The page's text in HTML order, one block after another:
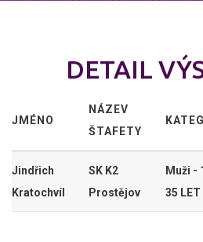
DETAIL
JMÉNO
NÁZEV
ŠTAFETY
Jindřich
Kratochvíl
SK K2
Prostějov
Muži -
35 LET